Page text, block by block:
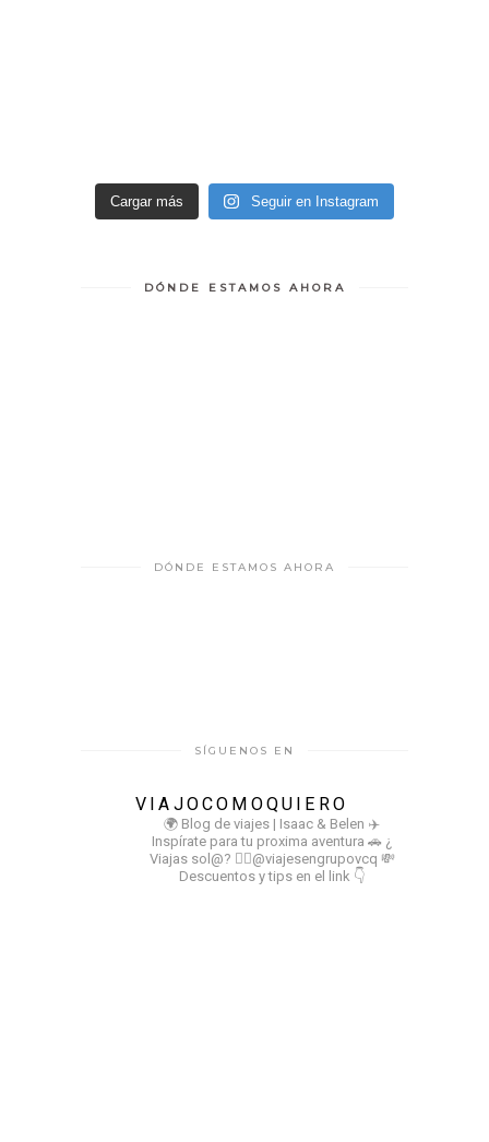
Cargar más Seguir en Instagram
DÓNDE ESTAMOS AHORA
DÓNDE ESTAMOS AHORA
SÍGUENOS EN
VIAJOCOMOQUIERO
🌍 Blog de viajes | Isaac & Belen ✈️
Inspírate para tu proxima aventura 🚗 ¿
Viajas sol@? 👉🏻@viajesengrupovcq 💸
Descuentos y tips en el link 👇